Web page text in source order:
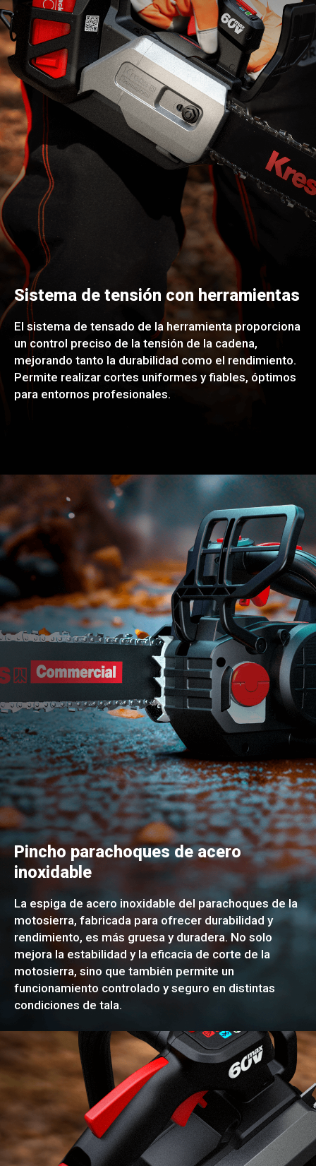
Sistema de tensión con herramientas
El sistema de tensado de la herramienta proporciona
un control preciso de la tensión de la cadena,
mejorando tanto la durabilidad como el rendimiento.
Permite realizar cortes uniformes y fiables, óptimos
para entornos profesionales.
Pincho parachoques de acero
inoxidable
La espiga de acero inoxidable del parachoques de la
motosierra, fabricada para ofrecer durabilidad y
rendimiento, es más gruesa y duradera. No solo
mejora la estabilidad y la eficacia de corte de la
motosierra, sino que también permite un
funcionamiento controlado y seguro en distintas
condiciones de tala.